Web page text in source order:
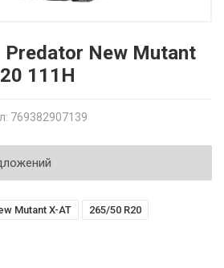
New Mutant
111H
769382907139
Mutant X-AT
265/50 R20